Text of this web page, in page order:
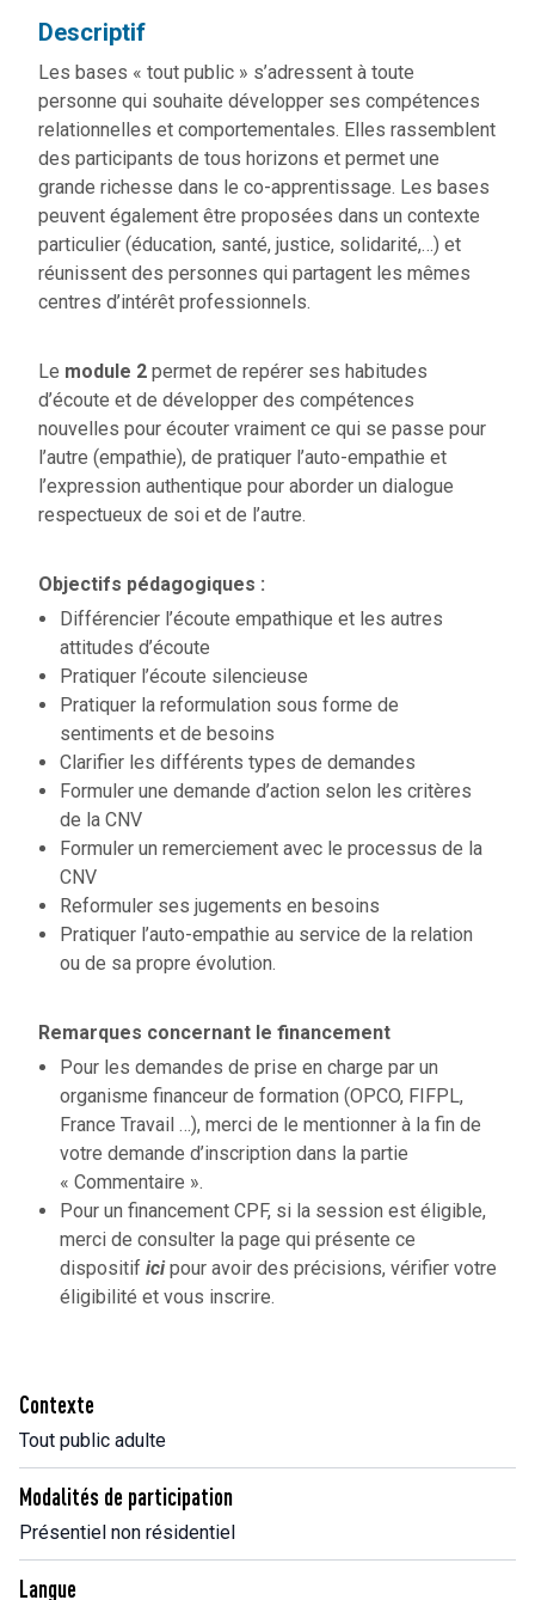
Contexte
Tout public adulte
Modalités de participation
Présentiel non résidentiel
Langue
Descriptif
Les bases « tout public » s’adressent à toute
personne qui souhaite développer ses compétences
relationnelles et comportementales. Elles rassemblent
des participants de tous horizons et permet une
grande richesse dans le co-apprentissage. Les bases
peuvent également être proposées dans un contexte
particulier (éducation, santé, justice, solidarité,…) et
réunissent des personnes qui partagent les mêmes
centres d’intérêt professionnels.
Le module 2 permet de repérer ses habitudes
d’écoute et de développer des compétences
nouvelles pour écouter vraiment ce qui se passe pour
l’autre (empathie), de pratiquer l’auto-empathie et
l’expression authentique pour aborder un dialogue
respectueux de soi et de l’autre.
Objectifs pédagogiques :
Différencier l’écoute empathique et les autres
attitudes d’écoute
Pratiquer l’écoute silencieuse
Pratiquer la reformulation sous forme de
sentiments et de besoins
Clarifier les différents types de demandes
Formuler une demande d’action selon les critères
de la CNV
Formuler un remerciement avec le processus de la
CNV
Reformuler ses jugements en besoins
Pratiquer l’auto-empathie au service de la relation
ou de sa propre évolution.
Remarques concernant le financement
Pour les demandes de prise en charge par un
organisme financeur de formation (OPCO, FIFPL,
France Travail …), merci de le mentionner à la fin de
votre demande d’inscription dans la partie
« Commentaire ».
Pour un financement CPF, si la session est éligible,
merci de consulter la page qui présente ce
dispositif icipour avoir des précisions, vérifier votre
éligibilité et vous inscrire.